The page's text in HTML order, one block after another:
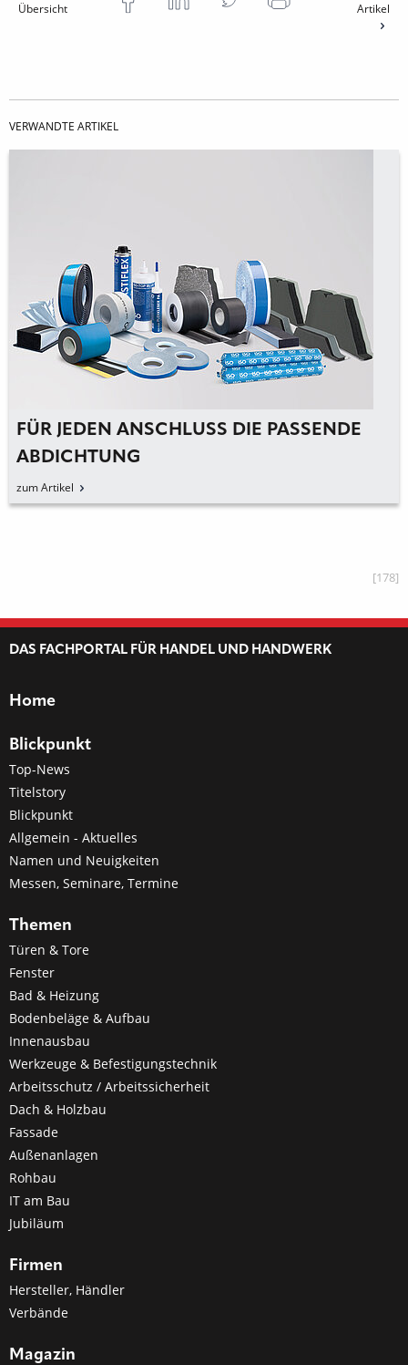
Übersicht
Artikel
VERWANDTE ARTIKEL
FÜR JEDEN ANSCHLUSS DIE PASSENDE
ABDICHTUNG
zum Artikel
[178]
DAS FACHPORTAL FÜR HANDEL UND HANDWERK
Home
Blickpunkt
Top-News
Titelstory
Blickpunkt
Allgemein - Aktuelles
Namen und Neuigkeiten
Messen, Seminare, Termine
Themen
Türen & Tore
Fenster
Bad & Heizung
Bodenbeläge & Aufbau
Innenausbau
Werkzeuge & Befestigungstechnik
Arbeitsschutz / Arbeitssicherheit
Dach & Holzbau
Fassade
Außenanlagen
Rohbau
IT am Bau
Jubiläum
Firmen
Hersteller, Händler
Verbände
Magazin